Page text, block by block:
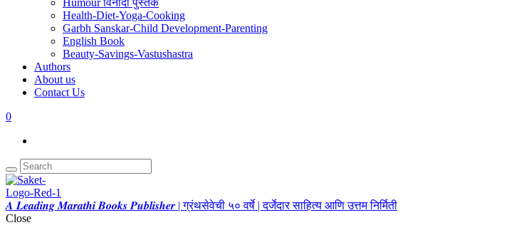
Humour विनोदी पुस्तके
Health-Diet-Yoga-Cooking
Garbh Sanskar-Child Development-Parenting
English Book
Beauty-Savings-Vastushastra
Authors
About us
Contact Us
0
𝑨 𝑳𝒆𝒂𝒅𝒊𝒏𝒈 𝑴𝒂𝒓𝒂𝒕𝒉𝒊 𝑩𝒐𝒐𝒌𝒔 𝑷𝒖𝒃𝒍𝒊𝒔𝒉𝒆𝒓 | ग्रंथसेवेची ५० वर्षे | दर्जेदार साहित्य आणि उत्तम निर्मिती
Close